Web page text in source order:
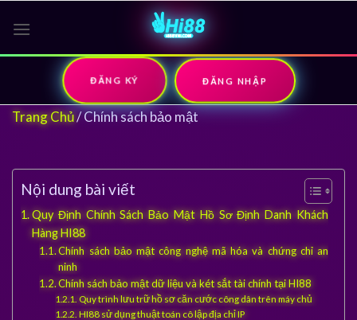
ĐĂNG KÝ ĐĂNG NHẬP
Trang Chủ/Chính sách bảo mật
Nội dung bài viết
Quy Định Chính Sách Bảo Mật Hồ Sơ Định Danh Khách
Hàng HI88
Chính sách bảo mật công nghệ mã hóa và chứng chỉ an
ninh
Chính sách bảo mật dữ liệu và két sắt tài chính tại HI88
Quy trình lưu trữ hồ sơ căn cước công dân trên máy chủ
HI88 sử dụng thuật toán cô lập địa chỉ IP